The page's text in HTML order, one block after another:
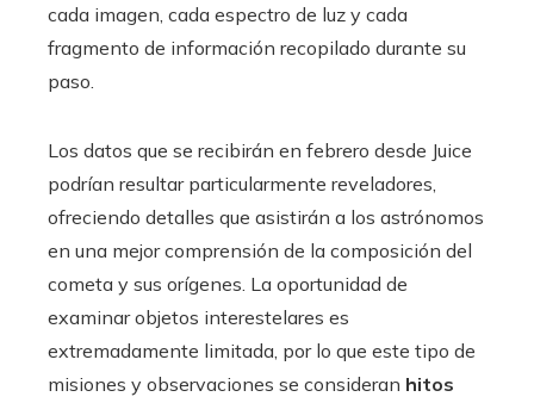
cada imagen, cada espectro de luz y cada
fragmento de información recopilado durante su
paso.
Los datos que se recibirán en febrero desde Juice
podrían resultar particularmente reveladores,
ofreciendo detalles que asistirán a los astrónomos
en una mejor comprensión de la composición del
cometa y sus orígenes. La oportunidad de
examinar objetos interestelares es
extremadamente limitada, por lo que este tipo de
misiones y observaciones se consideran hitos